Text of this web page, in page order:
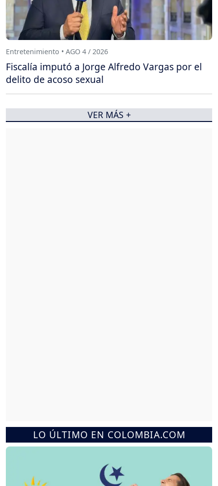
LO ÚLTIMO EN COLOMBIA.COM
Entretenimiento • AGO 4 / 2026
Fiscalía imputó a Jorge Alfredo Vargas por el
delito de acoso sexual
VER MÁS +